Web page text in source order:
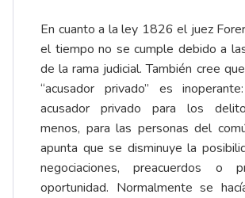
En cuanto a la ley 1826 el juez
el tiempo no se cumple debido a
de la rama judicial. También cree
“acusador privado” es
acusador privado para los
menos, para las personas del
apunta que se disminuye la
negociaciones, preacuerdos o
oportunidad. Normalmente se